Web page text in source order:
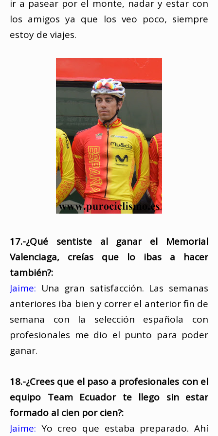
ir a pasear por el monte, nadar y estar con
los amigos ya que los veo poco, siempre
estoy de viajes.
17.-¿Qué sentiste al ganar el Memorial
Valenciaga, creías que lo ibas a hacer
también?:
Jaime: Una gran satisfacción. Las semanas
anteriores iba bien y correr el anterior fin de
semana con la selección española con
profesionales me dio el punto para poder
ganar.
18.-¿Crees que el paso a profesionales con el
equipo Team Ecuador te llego sin estar
formado al cien por cien?:
Jaime: Yo creo que estaba preparado. Ahí